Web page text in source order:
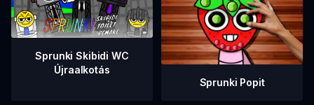
Sprunki Skibidi WC
Újraalkotás
Sprunki Popit